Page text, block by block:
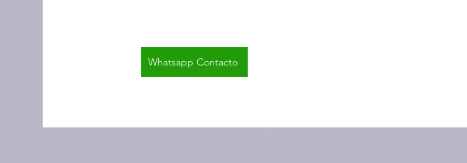
Whatsapp Contacto